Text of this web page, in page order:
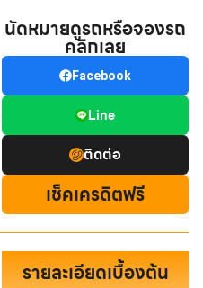
นัดหมายดูรถหรือจองรถ
คลิกเลย
Facebook
Line
ติดต่อ
เช็คเครดิตฟรี
รายละเอียดเบื้องต้น